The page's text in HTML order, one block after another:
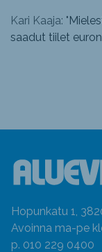
Kari Kaaja: "
saadut tiilet
Hopunkatu 1,
Avoinna ma-pe
p. 010 229 0400